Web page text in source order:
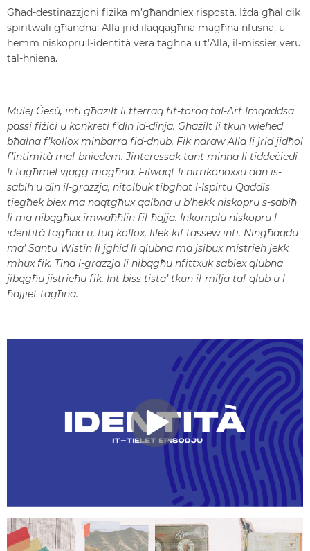
Għad-destinazzjoni fiżika m’għandniex risposta. Iżda għal dik
spiritwali għandna: Alla jrid ilaqqagħna magħna nfusna, u
hemm niskopru l-identità vera tagħna u t’Alla, il-missier veru
tal-ħniena.
Mulej Ġesù, inti għażilt li tterraq fit-toroq tal-Art Imqaddsa
passi fiżiċi u konkreti f’din id-dinja. Għażilt li tkun wieħed
bħalna f’kollox minbarra fid-dnub. Fik naraw Alla li jrid jidħol
f’intimità mal-bniedem. Jinteressak tant minna li tiddeċiedi
li tagħmel vjaġġ magħna. Filwaqt li nirrikonoxxu dan is-
sabiħ u din il-grazzja, nitolbuk tibgħat l-Ispirtu Qaddis
tiegħek biex ma naqtgħux qalbna u b’hekk niskopru s-sabiħ
li ma nibqgħux imwaħħlin fil-ħajja. Inkomplu niskopru l-
identità tagħna u, fuq kollox, lilek kif tassew inti. Ningħaqdu
ma’ Santu Wistin li jgħid li qlubna ma jsibux mistrieħ jekk
mhux fik. Tina l-grazzja li nibqgħu nfittxuk sabiex qlubna
jibqgħu jistrieħu fik. Int biss tista’ tkun il-milja tal-qlub u l-
ħajjiet tagħna.